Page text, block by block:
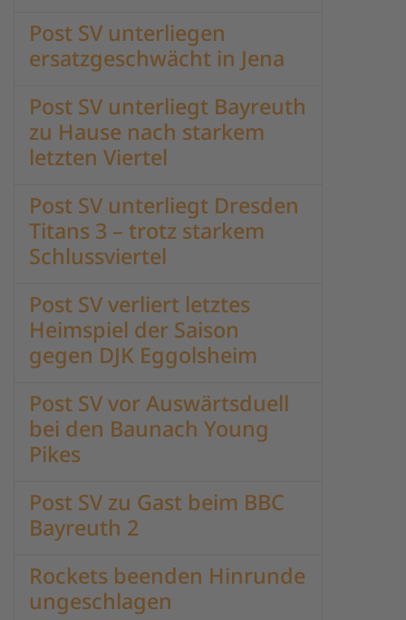
Post SV unterliegen
ersatzgeschwächt in Jena
Post SV unterliegt Bayreuth
zu Hause nach starkem
letzten Viertel
Post SV unterliegt Dresden
Titans 3 – trotz starkem
Schlussviertel
Post SV verliert letztes
Heimspiel der Saison
gegen DJK Eggolsheim
Post SV vor Auswärtsduell
bei den Baunach Young
Pikes
Post SV zu Gast beim BBC
Bayreuth 2
Rockets beenden Hinrunde
ungeschlagen